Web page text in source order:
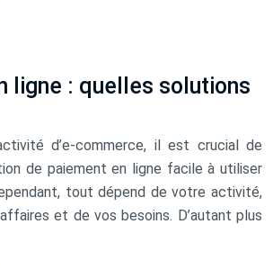
ligne : quelles solutions
d’e-commerce, il est crucial de
de paiement en ligne facile à utiliser
tout dépend de votre activité,
et de vos besoins. D’autant plus